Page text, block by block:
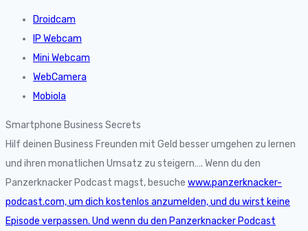
Droidcam
IP Webcam
Mini Webcam
WebCamera
Mobiola
Smartphone Business Secrets
Hilf deinen Business Freunden mit Geld besser umgehen zu lernen
und ihren monatlichen Umsatz zu steigern…. Wenn du den
Panzerknacker Podcast magst, besuche www.panzerknacker-
podcast.com, um dich kostenlos anzumelden, und du wirst keine
Episode verpassen. Und wenn du den Panzerknacker Podcast